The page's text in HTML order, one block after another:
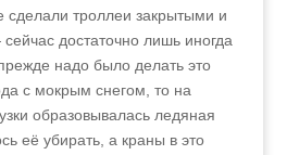
сделали троллеи закрытыми и
достаточно лишь иногда
прежде надо было делать это
с мокрым снегом, то на
образовывалась ледяная
её убирать, а краны в это